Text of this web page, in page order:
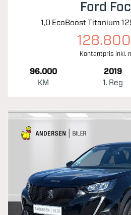
Ford
1,0 EcoBoost Titanium
Kontantpris inkl.
96.000
KM
2019
1. Reg